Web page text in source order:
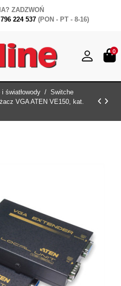
ZADZWOŃ
796 224 537 (PON - PT - 8-16)
0
światłowody
Switche
VGA ATEN VE150, kat.